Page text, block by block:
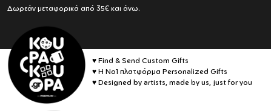
Δωρεάν μεταφορικά από 35€ και άνω.
♥ Find & Send Custom Gifts
♥ Η No1 πλατφόρμα Personalized Gifts
♥ Designed by artists, made by us, just for you